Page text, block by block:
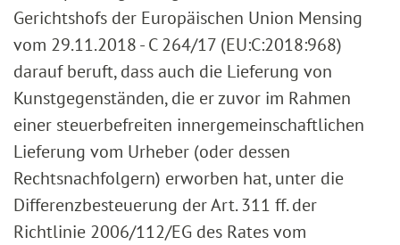
Gerichtshofs der Europäischen Union Mensing
vom 29.11.2018 - C 264/17 (EU:C:2018:968)
darauf beruft, dass auch die Lieferung von
Kunstgegenständen, die er zuvor im Rahmen
einer steuerbefreiten innergemeinschaftlichen
Lieferung vom Urheber (oder dessen
Rechtsnachfolgern) erworben hat, unter die
Differenzbesteuerung der Art. 311 ff. der
Richtlinie 2006/112/EG des Rates vom